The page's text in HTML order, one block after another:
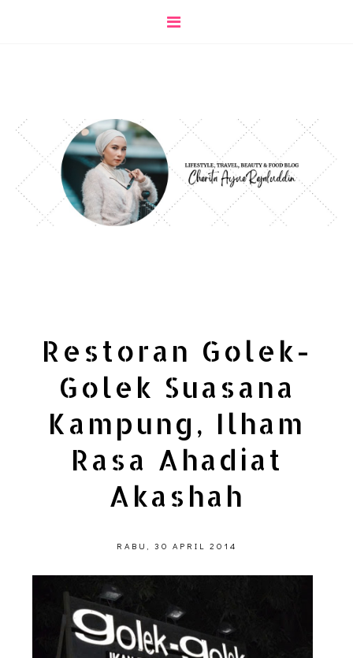
Restoran Golek-
Golek Suasana
Kampung, Ilham
Rasa Ahadiat
Akashah
RABU, 30 APRIL 2014